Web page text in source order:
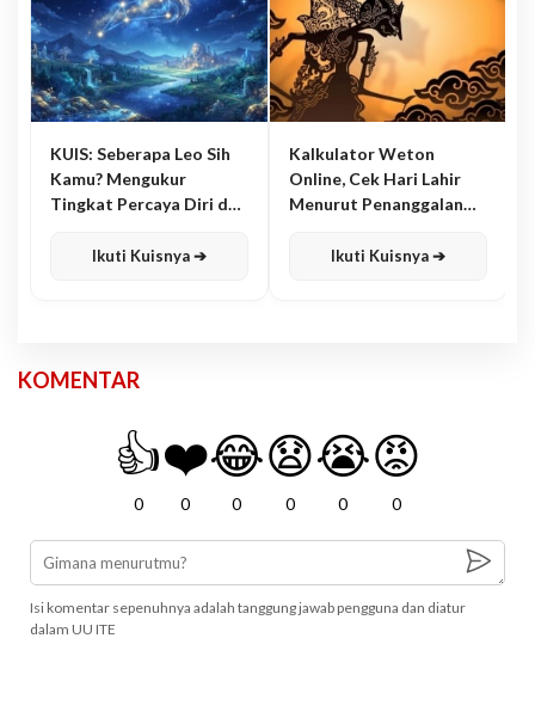
KUIS: Seberapa Leo Sih
Kamu? Mengukur
Tingkat Percaya Diri dan
Ikuti Kuisnya ➔
Kalkulator Weton
Online, Cek Hari Lahir
Menurut Penanggalan
Ikuti Kuisnya ➔
KOMENTAR
👍
0
❤️
0
😂
0
😧
0
😭
0
😡
0
Isi komentar sepenuhnya adalah tanggung jawab pengguna dan diatur
dalam UU ITE